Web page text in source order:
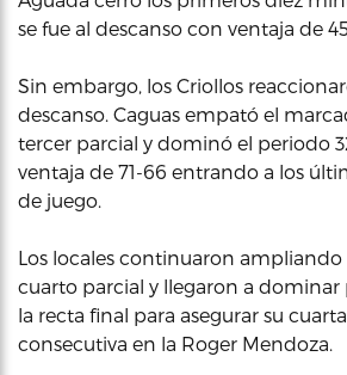
se fue al descanso con ventaja de
Sin embargo, los Criollos
descanso. Caguas empató el
tercer parcial y dominó el periodo
ventaja de 71-66 entrando a los
de juego.
Los locales continuaron ampliando
cuarto parcial y llegaron a dominar
la recta final para asegurar su
consecutiva en la Roger Mendoza.